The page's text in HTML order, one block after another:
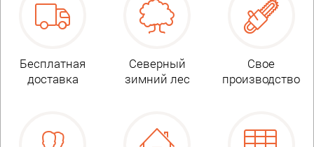
Бесплатная
доставка
Северный
зимний лес
Свое
производство